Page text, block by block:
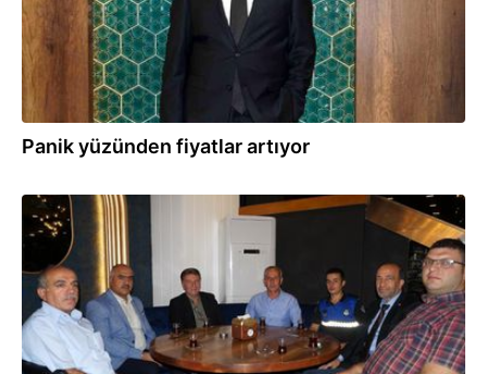
Panik yüzünden fiyatlar artıyor
12.09.2021